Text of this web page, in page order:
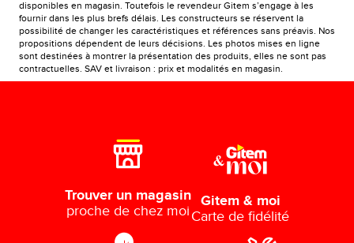
disponibles en magasin. Toutefois le revendeur Gitem s’engage à les
fournir dans les plus brefs délais. Les constructeurs se réservent la
possibilité de changer les caractéristiques et références sans préavis. Nos
propositions dépendent de leurs décisions. Les photos mises en ligne
sont destinées à montrer la présentation des produits, elles ne sont pas
contractuelles. SAV et livraison : prix et modalités en magasin.
Trouver un magasin
proche de chez moi
Gitem & moi
Carte de fidélité